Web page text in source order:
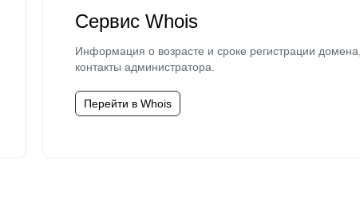
Сервис Whois
Информация о возрасте и сроке регистрации домена,
контакты администратора.
Перейти в Whois